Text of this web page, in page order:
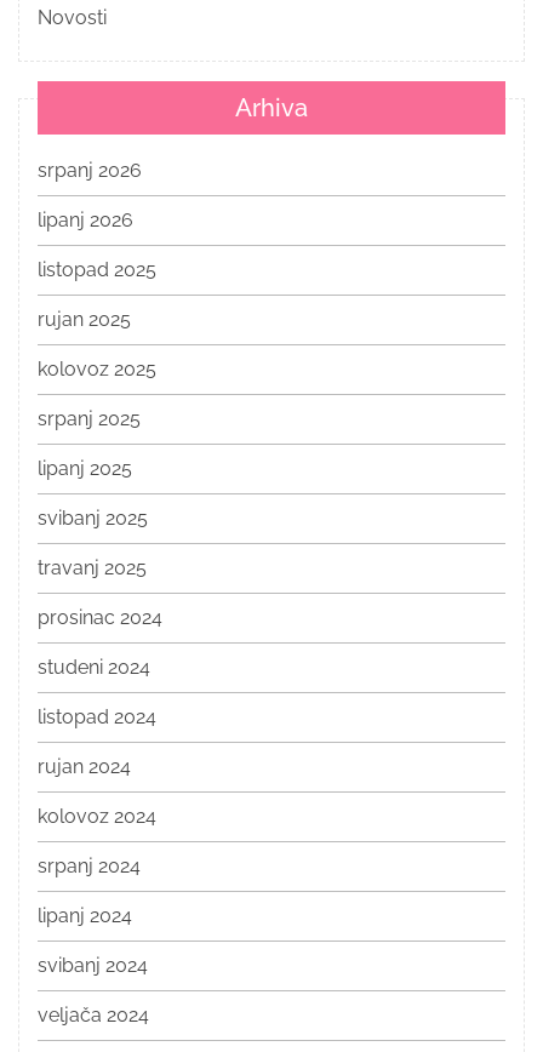
Novosti
Arhiva
srpanj 2026
lipanj 2026
listopad 2025
rujan 2025
kolovoz 2025
srpanj 2025
lipanj 2025
svibanj 2025
travanj 2025
prosinac 2024
studeni 2024
listopad 2024
rujan 2024
kolovoz 2024
srpanj 2024
lipanj 2024
svibanj 2024
veljača 2024